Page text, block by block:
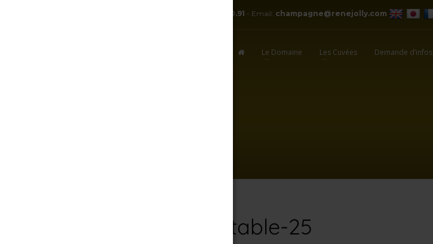
+ 33.3.25.38.50.91 - Email: champagne@renejolly.com
Le Domaine Les Cuvées Demande d’infos
De-la-Cave-à-la-table-25